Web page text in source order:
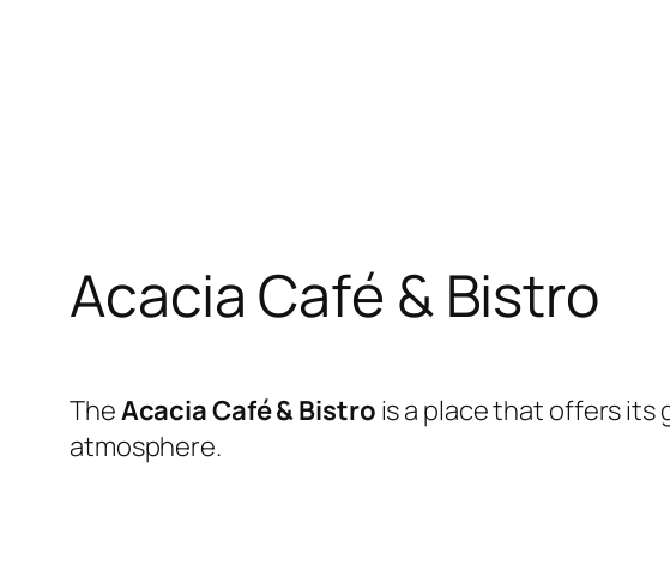
Acacia Café & Bistro
TheAcacia Café & Bistro is a place that offers
atmosphere.